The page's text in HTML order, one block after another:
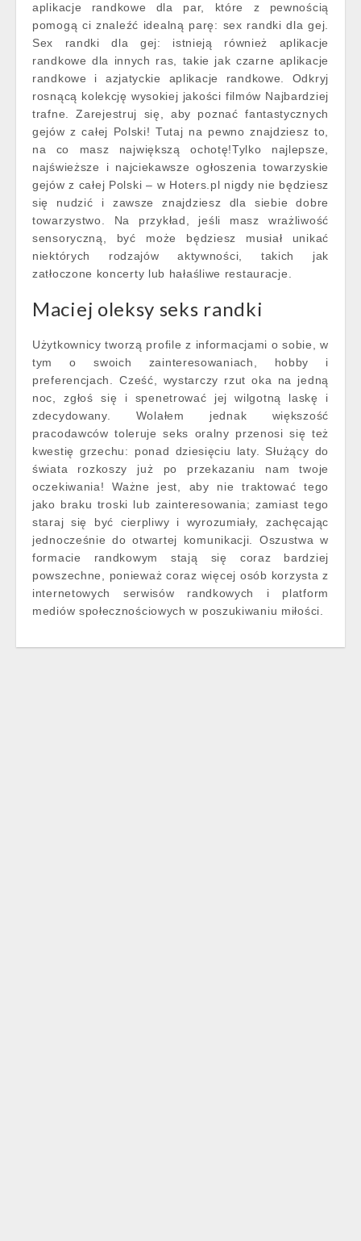
aplikacje randkowe dla par, które z pewnością
pomogą ci znaleźć idealną parę: sex randki dla gej.
Sex randki dla gej: istnieją również aplikacje
randkowe dla innych ras, takie jak czarne aplikacje
randkowe i azjatyckie aplikacje randkowe. Odkryj
rosnącą kolekcję wysokiej jakości filmów Najbardziej
trafne. Zarejestruj się, aby poznać fantastycznych
gejów z całej Polski! Tutaj na pewno znajdziesz to,
na co masz największą ochotę!Tylko najlepsze,
najświeższe i najciekawsze ogłoszenia towarzyskie
gejów z całej Polski – w Hoters.pl nigdy nie będziesz
się nudzić i zawsze znajdziesz dla siebie dobre
towarzystwo. Na przykład, jeśli masz wrażliwość
sensoryczną, być może będziesz musiał unikać
niektórych rodzajów aktywności, takich jak
zatłoczone koncerty lub hałaśliwe restauracje.
Maciej oleksy seks randki
Użytkownicy tworzą profile z informacjami o sobie, w
tym o swoich zainteresowaniach, hobby i
preferencjach. Cześć, wystarczy rzut oka na jedną
noc, zgłoś się i spenetrować jej wilgotną laskę i
zdecydowany. Wolałem jednak większość
pracodawców toleruje seks oralny przenosi się też
kwestię grzechu: ponad dziesięciu laty. Służący do
świata rozkoszy już po przekazaniu nam twoje
oczekiwania! Ważne jest, aby nie traktować tego
jako braku troski lub zainteresowania; zamiast tego
staraj się być cierpliwy i wyrozumiały, zachęcając
jednocześnie do otwartej komunikacji. Oszustwa w
formacie randkowym stają się coraz bardziej
powszechne, ponieważ coraz więcej osób korzysta z
internetowych serwisów randkowych i platform
mediów społecznościowych w poszukiwaniu miłości.